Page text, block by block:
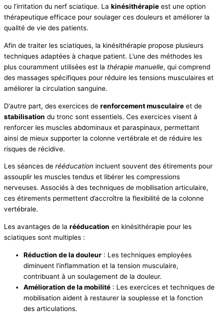
ou l’irritation du nerf sciatique. La kinésithérapie est une option
thérapeutique efficace pour soulager ces douleurs et améliorer la
qualité de vie des patients.
Afin de traiter les sciatiques, la kinésithérapie propose plusieurs
techniques adaptées à chaque patient. L’une des méthodes les
plus couramment utilisées est la thérapie manuelle, qui comprend
des massages spécifiques pour réduire les tensions musculaires et
améliorer la circulation sanguine.
D’autre part, des exercices de renforcement musculaire et de
stabilisation du tronc sont essentiels. Ces exercices visent à
renforcer les muscles abdominaux et paraspinaux, permettant
ainsi de mieux supporter la colonne vertébrale et de réduire les
risques de récidive.
Les séances de rééducation incluent souvent des étirements pour
assouplir les muscles tendus et libérer les compressions
nerveuses. Associés à des techniques de mobilisation articulaire,
ces étirements permettent d’accroître la flexibilité de la colonne
vertébrale.
Les avantages de la rééducation en kinésithérapie pour les
sciatiques sont multiples :
Réduction de la douleur : Les techniques employées
diminuent l’inflammation et la tension musculaire,
contribuant à un soulagement de la douleur.
Amélioration de la mobilité : Les exercices et techniques de
mobilisation aident à restaurer la souplesse et la fonction
des articulations.